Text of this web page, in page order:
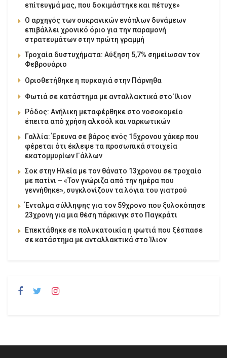
επίτευγμά μας, που δοκιμάστηκε και πέτυχε»
Ο αρχηγός των ουκρανικών ενόπλων δυνάμεων
επιβάλλει χρονικό όριο για την παραμονή
στρατευμάτων στην πρώτη γραμμή
Τροχαία δυστυχήματα: Αύξηση 5,7% σημείωσαν τον
Φεβρουάριο
Οριοθετήθηκε η πυρκαγιά στην Πάρνηθα
Φωτιά σε κατάστημα με ανταλλακτικά στο Ίλιον
Ρόδος: Ανήλικη μεταφέρθηκε στο νοσοκομείο
έπειτα από χρήση αλκοόλ και ναρκωτικών
Γαλλία: Έρευνα σε βάρος ενός 15χρονου χάκερ που
φέρεται ότι έκλεψε τα προσωπικά στοιχεία
εκατομμυρίων Γάλλων
Σοκ στην Ηλεία με τον θάνατο 13χρονου σε τροχαίο
με πατίνι – «Τον γνώριζα από την ημέρα που
γεννήθηκε», συγκλονίζουν τα λόγια του γιατρού
Ένταλμα σύλληψης για τον 59χρονο που ξυλοκόπησε
23χρονη για μια θέση πάρκινγκ στο Παγκράτι
Επεκτάθηκε σε πολυκατοικία η φωτιά που ξέσπασε
σε κατάστημα με ανταλλακτικά στο Ίλιον